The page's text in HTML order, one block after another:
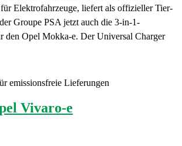
Elektrofahrzeuge, liefert als offizieller Tier-
Groupe PSA jetzt auch die 3-in-1-
den Opel Mokka-e. Der Universal Charger
emissionsfreie Lieferungen
Vivaro-e